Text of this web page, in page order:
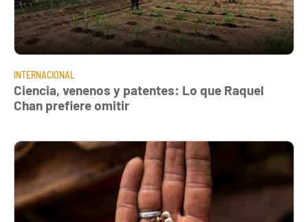
INTERNACIONAL
Ciencia, venenos y patentes: Lo que Raquel
Chan prefiere omitir